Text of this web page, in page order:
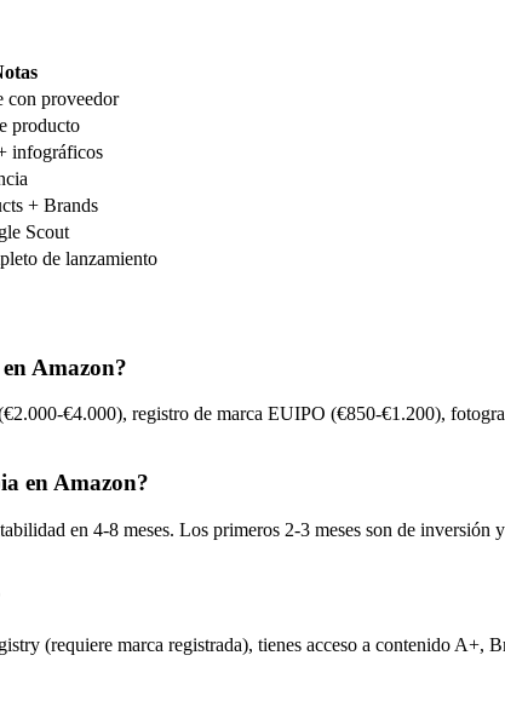
con proveedor
producto
infográficos
+ Brands
Scout
de lanzamiento
Amazon?
€4.000), registro de marca EUIPO (€850-€1.200),
en Amazon?
en 4-8 meses. Los primeros 2-3 meses son de
(requiere marca registrada), tienes acceso a contenido